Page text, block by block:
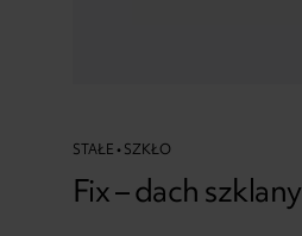
STAŁE • SZKŁO
Fix – dach szklany